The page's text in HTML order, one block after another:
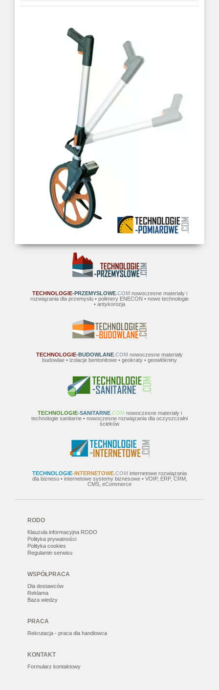
TECHNOLOGIE-PRZEMYSLOWE.COM nowoczesne materiały i
rozwiązania dla przemysłu • polimery ENECON • nowe technologie
• antykorozja
TECHNOLOGIE-BUDOWLANE.COM nowoczesne materiały
budowlae • izolacje bentonitowe • geokraty • geowłókniny
TECHNOLOGIE-SANITARNE.COM nowoczesne materiały i
technologie sanitarne • nowoczesne rozwiązania dla oczyszczalni
ścieków
TECHNOLOGIE-INTERNETOWE.COM internetowe rozwiązania
dla biznesu • internetowe systemy biznesowe • VOIP, ERP, CRM,
CMS, eCommerce
RODO
Klauzula informacyjna RODO
Polityka prywatności
Polityka cookies
Regulamin serwisu
WSPÓŁPRACA
Dla dostawców
Reklama
Baza wiedzy
PRACA
Rekrutacja - praca dla handlowca
KONTAKT
Formularz kontaktowy